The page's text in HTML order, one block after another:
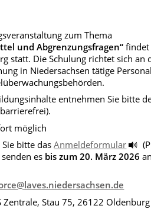
zum Thema
und Abgrenzungsfragen“
statt. Die Schulung richtet sich an
in Niedersachsen tätige
entnehmen Sie bitte
möglich
Sie bitte dasAnmeldeformular
es bis zum 20. März 2026
Zentrale, Stau 75, 26122 Oldenburg